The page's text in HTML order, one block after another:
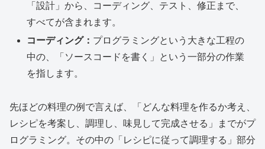
「設計」から、コーディング、テスト、修正まで、
すべてが含まれます。
コーディング： プログラミングという大きな工程の
中の、「ソースコードを書く」という一部分の作業
を指します。
先ほどの料理の例で言えば、「どんな料理を作るか考え、
レシピを考案し、調理し、味見して完成させる」までがプ
ログラミング。その中の「レシピに従って調理する」部分